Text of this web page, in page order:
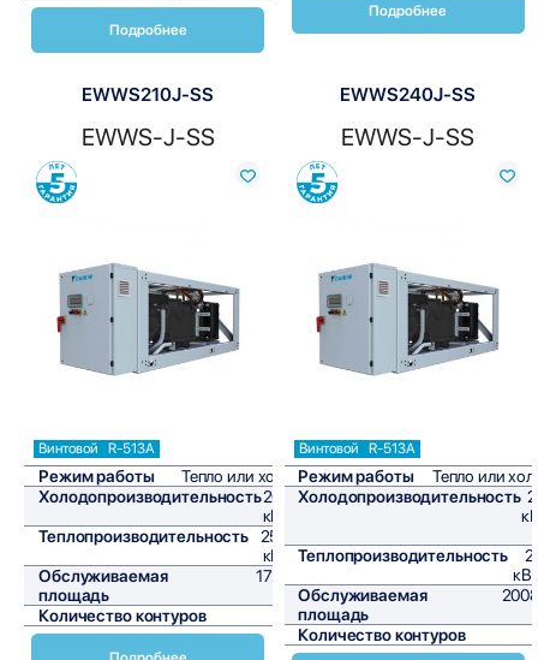
Подробнее
Подробнее
EWWS210J-SS
EWWS-J-SS
Сравнить
Винтовой R-513A
Режим работы
Тепло или холод
Холодопроизводительность207,3
кВт/ч
Теплопроизводительность
256,9
кВт/ч
Обслуживаемая
площадь
1727,5
м²
Количество контуров
1
EWWS240J-SS
EWWS-J-SS
Сравнить
Винтовой R-513A
Режим работы
Тепло или
Холодопроизводительность
Теплопроизводительность
Обслуживаемая
площадь
Количество контуров